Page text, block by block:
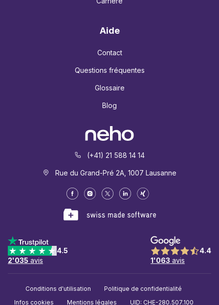
(+41) 21 588 14 14
Rue du Grand-Pré 2A, 1007 Lausanne
4.5
2'035 avis
4.4
1'063 avis
Aide
Contact
Questions fréquentes
Glossaire
Blog
Conditions d'utilisation
Politique de confidentialité
Infos cookies
Mentions légales UID: CHE-280.507.100